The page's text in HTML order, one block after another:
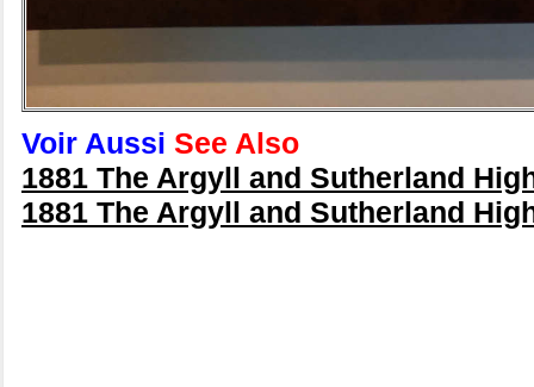
Voir Aussi See Also
1881 The Argyll and Sutherland
1881 The Argyll and Sutherland